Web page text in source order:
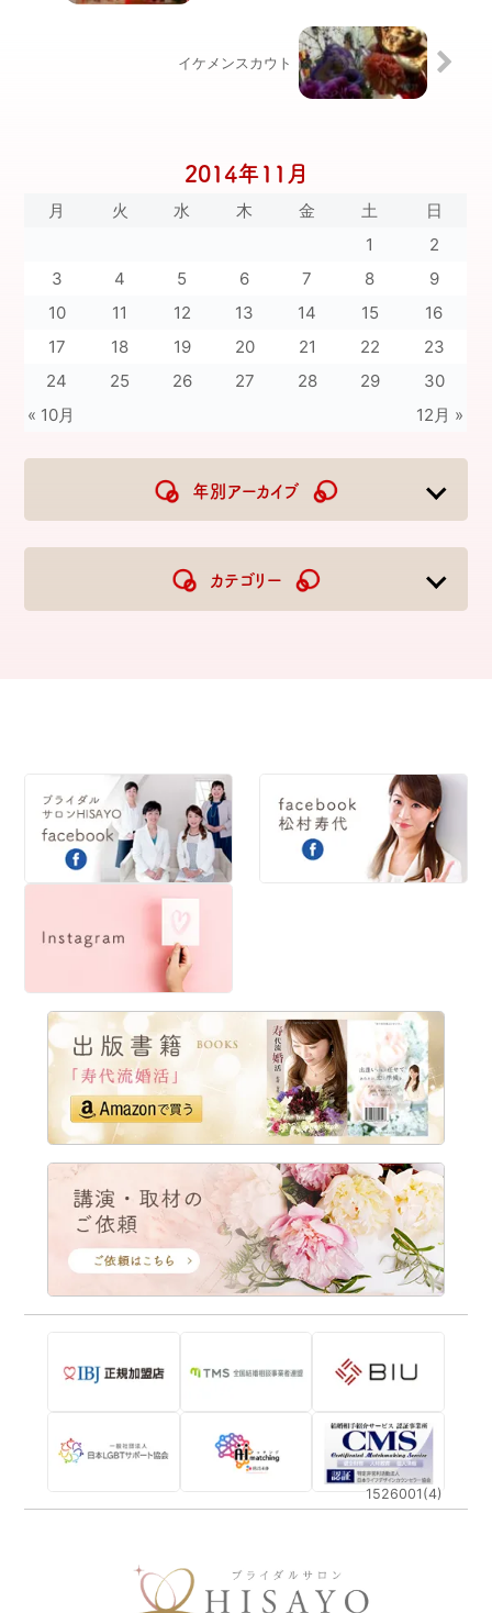
イケメンスカウト
2014年11月
月 火 水 木 金 土 日
« 10月 12月 »
1
2
3
4 5 6 7 8
9
10
11 12 13 14 15
16
17
18 19 20 21 22
23
24
25 26 27 28 29 30
年別アーカイブ
2023
カテゴリー
1526001(4)